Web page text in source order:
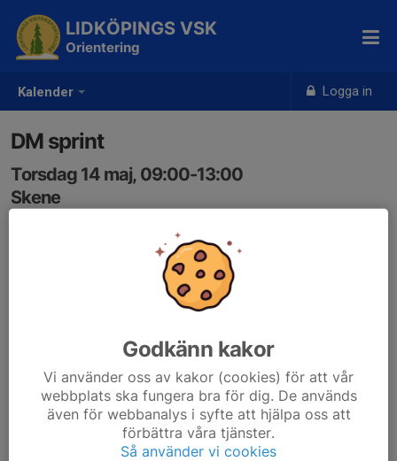
Kalender Logga in
LIDKÖPINGS VSK
Orientering
DM sprint
Torsdag 14 maj, 09:00-13:00
Skene
eventor.orientering.se/Events/Show/54577
Godkänn kakor
Vi använder oss av kakor (cookies) för att vår
webbplats ska fungera bra för dig. De används
även för webbanalys i syfte att hjälpa oss att
förbättra våra tjänster.
Så använder vi cookies